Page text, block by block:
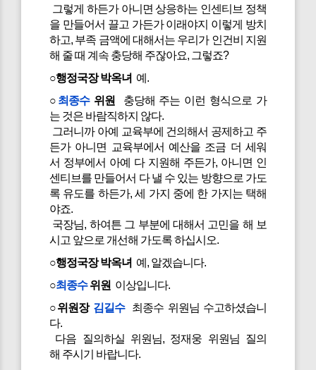
그렇게 하든가 아니면 상응하는 인센티브 정책
을 만들어서 끌고 가든가 이래야지 이렇게 방치
하고, 부족 금액에 대해서는 우리가 인건비 지원
해 줄 때 계속 충당해 주잖아요, 그렇죠?
○행정국장 박옥녀 예.
○ 최종수위원
충당해 주는 이런 형식으로 가
는 것은 바람직하지 않다.
그러니까 아예 교육부에 건의해서 공제하고 주
든가 아니면 교육부에서 예산을 조금 더 세워
서 정부에서 아예 다 지원해 주든가, 아니면 인
센티브를 만들어서 다 낼 수 있는 방향으로 가도
록 유도를 하든가, 세 가지 중에 한 가지는 택해
야죠.
국장님, 하여튼 그 부분에 대해서 고민을 해 보
시고 앞으로 개선해 가도록 하십시오.
○행정국장 박옥녀 예, 알겠습니다.
○최종수위원 이상입니다.
○위원장 김길수최종수 위원님 수고하셨습니
다.
다음 질의하실 위원님, 정재웅 위원님 질의
해 주시기 바랍니다.